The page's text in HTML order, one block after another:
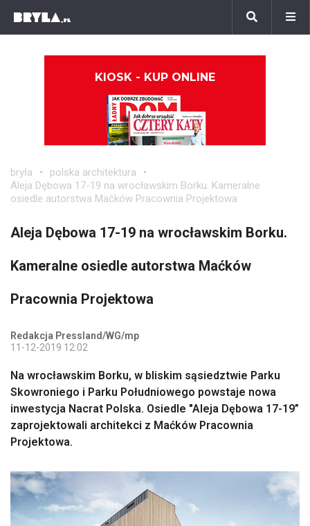
KIOSK - KUP ONLINE
bryła
polska architektura
Aleja Dębowa 17-19 na wrocławskim Borku. Kameralne
osiedle autorstwa Maćków Pracownia Projektowa
Aleja Dębowa 17-19 na wrocławskim Borku.
Kameralne osiedle autorstwa Maćków
Pracownia Projektowa
Redakcja Pressland/WG/mp
11-12-2019 12:02
Na wrocławskim Borku, w bliskim sąsiedztwie Parku
Skowroniego i Parku Południowego powstaje nowa
inwestycja Nacrat Polska. Osiedle "Aleja Dębowa 17-19”
zaprojektowali architekci z Maćków Pracownia
Projektowa.